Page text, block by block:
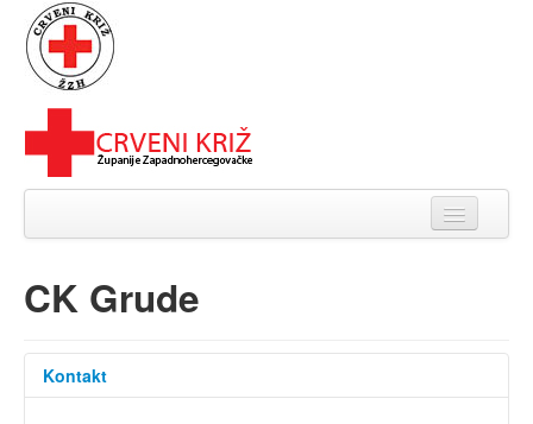
O nama
Organizacija
Kalendar akcija DDK
CK Grude
Kontakt